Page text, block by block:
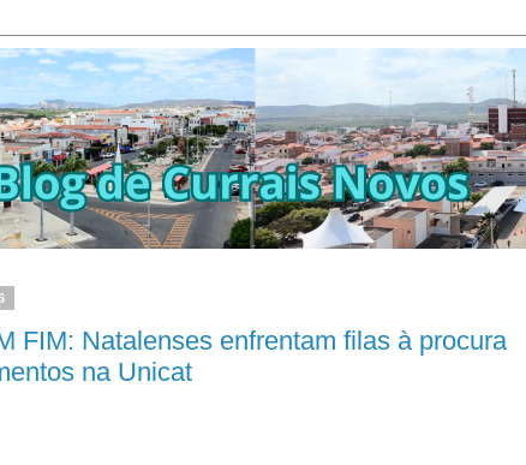
FIM: Natalenses enfrentam filas à procura
na Unicat